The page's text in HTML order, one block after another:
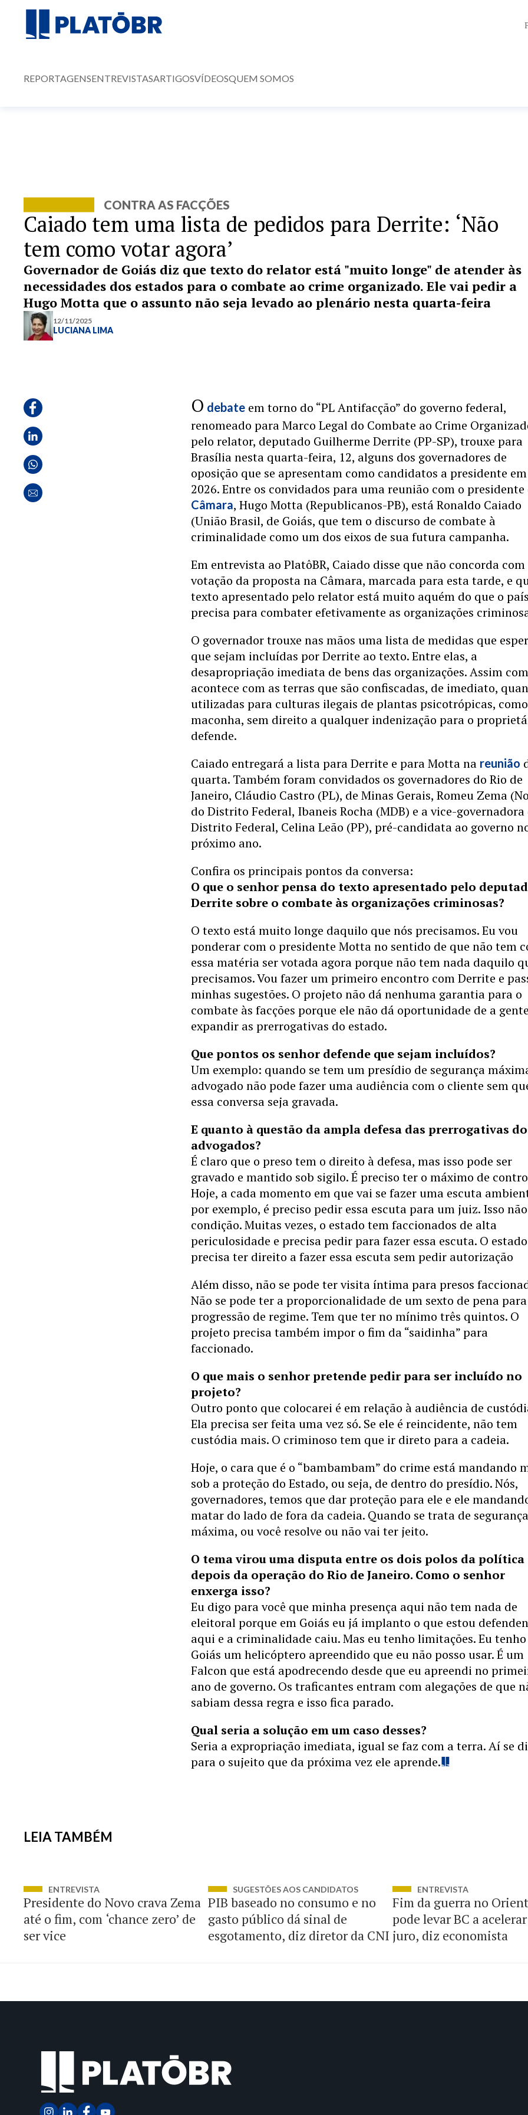
REPORTAGENSENTREVISTASARTIGOSVÍDEOSQUEM SOMOS
CONTRA AS FACÇÕES
Caiado tem uma lista de pedidos para Derrite: ‘Não
tem como votar agora’
Governador de Goiás diz que texto do relator está "muito longe" de atender às
necessidades dos estados para o combate ao crime organizado. Ele vai pedir a
Hugo Motta que o assunto não seja levado ao plenário nesta quarta-feira
12/11/2025
LUCIANA LIMA
O debate em torno do “PL Antifacção” do governo federal,
renomeado para Marco Legal do Combate ao Crime
pelo relator, deputado Guilherme Derrite (PP-SP), trouxe para
Brasília nesta quarta-feira, 12, alguns dos governadores de
oposição que se apresentam como candidatos a presidente em
2026. Entre os convidados para uma reunião com o presidente
Câmara, Hugo Motta (Republicanos-PB), está Ronaldo Caiado
(União Brasil, de Goiás, que tem o discurso de combate à
criminalidade como um dos eixos de sua futura campanha.
Em entrevista ao PlatôBR, Caiado disse que não concorda com
votação da proposta na Câmara, marcada para esta tarde, e
texto apresentado pelo relator está muito aquém do que o país
precisa para combater efetivamente as organizações
O governador trouxe nas mãos uma lista de medidas que
que sejam incluídas por Derrite ao texto. Entre elas, a
desapropriação imediata de bens das organizações. Assim
acontece com as terras que são confiscadas, de imediato,
utilizadas para culturas ilegais de plantas psicotrópicas,
maconha, sem direito a qualquer indenização para o
defende.
Caiado entregará a lista para Derrite e para Motta na reunião
quarta. Também foram convidados os governadores do Rio de
Janeiro, Cláudio Castro (PL), de Minas Gerais, Romeu Zema
do Distrito Federal, Ibaneis Rocha (MDB) e a vice-governadora
Distrito Federal, Celina Leão (PP), pré-candidata ao governo
próximo ano.
Confira os principais pontos da conversa:
O que o senhor pensa do texto apresentado pelo
Derrite sobre o combate às organizações criminosas?
O texto está muito longe daquilo que nós precisamos. Eu vou
ponderar com o presidente Motta no sentido de que não tem
essa matéria ser votada agora porque não tem nada daquilo
precisamos. Vou fazer um primeiro encontro com Derrite e
minhas sugestões. O projeto não dá nenhuma garantia para o
combate às facções porque ele não dá oportunidade de a gente
expandir as prerrogativas do estado.
Que pontos os senhor defende que sejam incluídos?
Um exemplo: quando se tem um presídio de segurança
advogado não pode fazer uma audiência com o cliente sem
essa conversa seja gravada.
E quanto à questão da ampla defesa das prerrogativas
advogados?
É claro que o preso tem o direito à defesa, mas isso pode ser
gravado e mantido sob sigilo. É preciso ter o máximo de
Hoje, a cada momento em que vai se fazer uma escuta
por exemplo, é preciso pedir essa escuta para um juiz. Isso
condição. Muitas vezes, o estado tem faccionados de alta
periculosidade e precisa pedir para fazer essa escuta. O estado
precisa ter direito a fazer essa escuta sem pedir autorização
Além disso, não se pode ter visita íntima para presos
Não se pode ter a proporcionalidade de um sexto de pena para
progressão de regime. Tem que ter no mínimo três quintos. O
projeto precisa também impor o fim da “saidinha” para
faccionado.
O que mais o senhor pretende pedir para ser incluído no
projeto?
Outro ponto que colocarei é em relação à audiência de
Ela precisa ser feita uma vez só. Se ele é reincidente, não tem
custódia mais. O criminoso tem que ir direto para a cadeia.
Hoje, o cara que é o “bambambam” do crime está mandando
sob a proteção do Estado, ou seja, de dentro do presídio. Nós,
governadores, temos que dar proteção para ele e ele
matar do lado de fora da cadeia. Quando se trata de segurança
máxima, ou você resolve ou não vai ter jeito.
O tema virou uma disputa entre os dois polos da política
depois da operação do Rio de Janeiro. Como o senhor
enxerga isso?
Eu digo para você que minha presença aqui não tem nada de
eleitoral porque em Goiás eu já implanto o que estou
aqui e a criminalidade caiu. Mas eu tenho limitações. Eu
Goiás um helicóptero apreendido que eu não posso usar. É um
Falcon que está apodrecendo desde que eu apreendi no
ano de governo. Os traficantes entram com alegações de que
sabiam dessa regra e isso fica parado.
Qual seria a solução em um caso desses?
Seria a expropriação imediata, igual se faz com a terra. Aí se
para o sujeito que da próxima vez ele aprende.
LEIA TAMBÉM
ENTREVISTA
Presidente do Novo crava Zema
até o fim, com ‘chance zero’ de
ser vice
SUGESTÕES AOS CANDIDATOS
PIB baseado no consumo e no
gasto público dá sinal de
esgotamento, diz diretor da CNI
ENTREVISTA
Fim da guerra no
pode levar BC a
juro, diz economista